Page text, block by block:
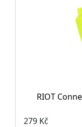
RIOT
279 Kč